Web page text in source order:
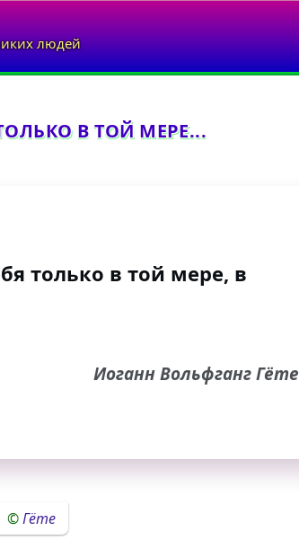
людей
В ТОЙ МЕРЕ...
только в той мере, в
Иоганн Вольфганг Гёте
Гёте